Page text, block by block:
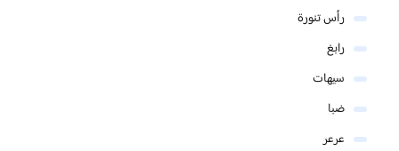
رأس تنورة
رابغ
سيهات
ضبا
عرعر